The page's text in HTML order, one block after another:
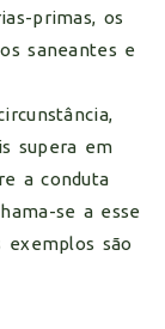
primas, os
saneantes e
supera em
a conduta
se a esse
exemplos são